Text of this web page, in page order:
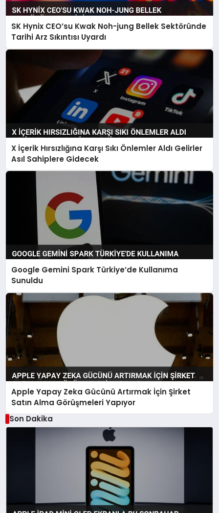
SK Hynix CEO’su Kwak Noh-jung Bellek Sektöründe
Tarihi Arz Sıkıntısı Uyardı
X İçerik Hırsızlığına Karşı Sıkı Önlemler Aldı Gelirler
Asıl Sahiplere Gidecek
Google Gemini Spark Türkiye’de Kullanıma
Sunuldu
Apple Yapay Zeka Gücünü Artırmak İçin Şirket
Satın Alma Görüşmeleri Yapıyor
Son Dakika